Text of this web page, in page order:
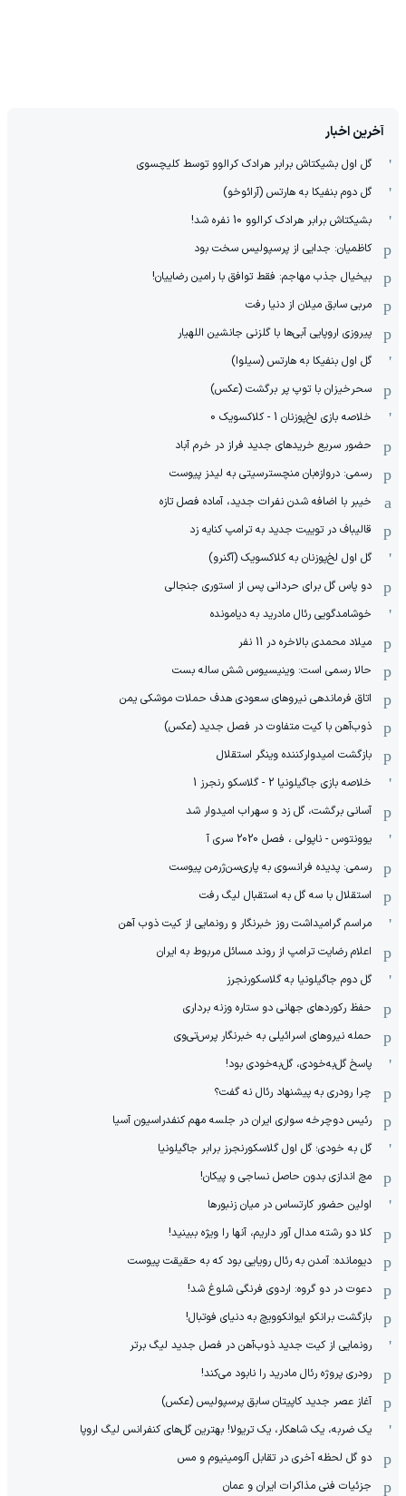
آخرین اخبار
گل اول بشیکتاش برابر هرادک کرالوو توسط کلیچسوی
گل دوم بنفیکا به هارتس (آرائوخو)
بشیکتاش برابر هرادک کرالوو 10 نفره شد!
کاظمیان: جدایی از پرسپولیس سخت بود
بیخیال جذب مهاجم: فقط توافق با رامین رضاییان!
مربی سابق میلان از دنیا رفت
پیروزی اروپایی آبی‌ها با گلزنی جانشین اللهیار
گل اول بنفیکا به هارتس (سیلوا)
سحرخیزان با توپ پر برگشت (عکس)
خلاصه بازی لخ‌پوزنان 1 - کلاکسویک 0
حضور سریع خریدهای جدید فراز در خرم آباد
رسمی: دروازه‌بان منچسترسیتی به لیدز پیوست
خیبر با اضافه شدن نفرات جدید، آماده فصل تازه
قالیباف در توییت جدید به ترامپ کنایه زد
گل اول لخ‌پوزنان به کلاکسویک (آگنرو)
دو پاس گل برای حردانی پس از استوری جنجالی
خوشامدگویی رئال مادرید به دیامونده
میلاد محمدی بالاخره در 11 نفر
حالا رسمی است: وینیسیوس شش ساله بست
اتاق فرماندهی نیروهای سعودی هدف حملات موشکی یمن
ذوب‌آهن با کیت متفاوت در فصل جدید (عکس)
بازگشت امیدوارکننده وینگر استقلال
خلاصه بازی جاگیلونیا 2 - گلاسکو رنجرز 1
آسانی برگشت، گل زد و سهراب امیدوار شد
یوونتوس - ناپولی ، فصل 2020 سری آ
رسمی: پدیده فرانسوی به پاری‌سن‌ژرمن پیوست
استقلال با سه گل به استقبال لیگ رفت
مراسم گرامیداشت روز خبرنگار و رونمایی از کیت ذوب آهن
اعلام رضایت ترامپ از روند مسائل مربوط به ایران
گل دوم جاگیلونیا به گلاسکورنجرز
حفظ رکوردهای جهانی دو ستاره وزنه برداری
حمله نیروهای اسرائیلی به خبرنگار پرس‌تی‌وی
پاسخ گل‌به‌خودی، گل‌به‌خودی بود!
چرا رودری به پیشنهاد رئال نه گفت؟
رئیس دوچرخه سواری ایران در جلسه مهم کنفدراسیون آسیا
گل به خودی؛ گل اول گلاسکورنجرز برابر جاگیلونیا
مچ اندازی بدون حاصل نساجی و پیکان!
اولین حضور کارتساس در میان زنبورها
کلا دو‌ رشته مدال آور داریم، آنها را ویژه ببینید!
دیومانده: آمدن به رئال رویایی بود که به حقیقت پیوست
دعوت در دو گروه: اردوی فرنگی شلوغ شد!
بازگشت برانکو ایوانکوویچ به دنیای فوتبال!
رونمایی از کیت جدید ذوب‌آهن در فصل جدید لیگ برتر
رودری پروژه رئال مادرید را نابود می‌کند!
آغاز عصر جدید کاپیتان سابق پرسپولیس (عکس)
یک ضربه، یک شاهکار، یک تریولا! بهترین گل‌های کنفرانس لیگ اروپا
دو گل لحظه آخری در تقابل آلومینیوم و مس
جزئیات فنی مذاکرات ایران و عمان